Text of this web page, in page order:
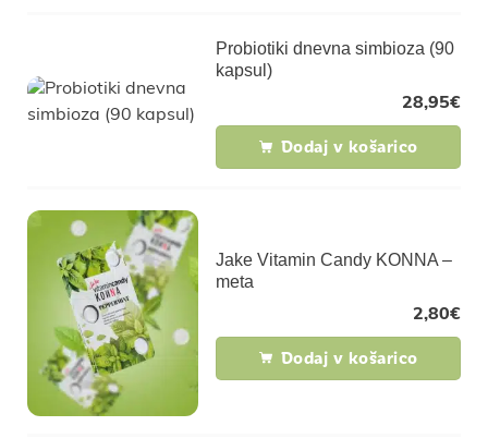
Probiotiki dnevna simbioza (90
kapsul)
28,95€
Dodaj v košarico
Jake Vitamin Candy KONNA –
meta
2,80€
Dodaj v košarico